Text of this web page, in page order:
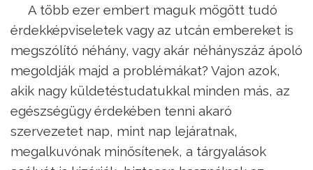
A több ezer embert maguk mögött tudó
érdekképviseletek vagy az utcán embereket is
megszólító néhány, vagy akár néhányszáz ápoló
megoldják majd a problémákat? Vajon azok,
akik nagy küldetéstudatukkal minden más, az
egészségügy érdekében tenni akaró
szervezetet nap, mint nap lejáratnak,
megalkuvónak minősítenek, a tárgyalások